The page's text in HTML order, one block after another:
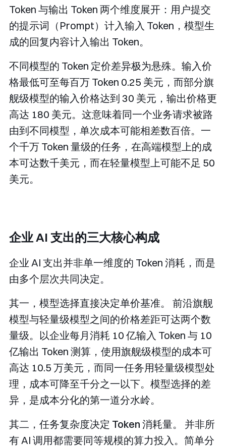
Token 与输出 Token 两个维度展开：用户提交
的提示词（Prompt）计入输入 Token，模型生
成的回复内容计入输出 Token。
不同模型的 Token 定价差异极为悬殊。输入价
格最低可至每百万 Token 0.25 美元，而部分旗
舰级模型的输入价格达到 30 美元，输出价格更
高达 180 美元。这意味着同一个业务请求被路
由到不同模型，单次成本可能相差数百倍。一
个千万 Token 量级的任务，在高端模型上的成
本可达数千美元，而在轻量模型上可能不足 50
美元。
企业 AI 支出的三大核心构成
企业 AI 支出并非单一维度的 Token 消耗，而是
由多个层次共同决定。
其一，模型选择直接决定单价基准。
前沿旗舰
模型与轻量级模型之间的价格差距可达两个数
量级。以企业每月消耗 10 亿输入 Token 与 10
亿输出 Token 测算，使用旗舰级模型的成本可
高达 10.5 万美元，而同一任务用轻量级模型处
理，成本可降至千分之一以下。模型选择的差
异，是成本分化的第一道分水岭。
其二，任务复杂度决定 Token 消耗量。
并非所
有 AI 调用都需要同等规模的算力投入。简单分